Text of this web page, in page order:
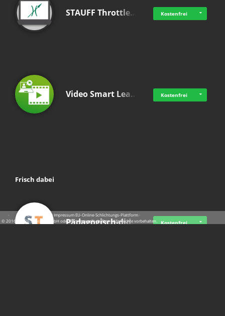
STAUFF Throttle… Kostenfrei
Video Smart Lea… Kostenfrei
Frisch dabei
Pädagogisch-did… Kostenfrei
· · ·Datenschutz ·Impressum EU-Online-Schlichtungs-Plattform·
© 2016 - 2026 SupraTix GmbH oder Partnergesellschaften - Alle Rechte vorbehalten.